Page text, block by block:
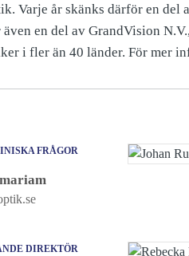
Varje år skänks därför en
en del av GrandVision
i fler än 40 länder. För mer
FRÅGOR
DIREKTÖR